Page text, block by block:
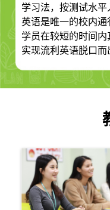
学习法，按测试水平
英语是唯一的校内
学员在较短的时间内
实现流利英语脱口而